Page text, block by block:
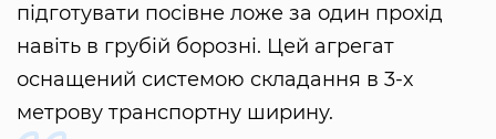
підготувати посівне ложе за один прохід
навіть в грубій борозні. Цей агрегат
оснащений системою складання в 3-х
метрову транспортну ширину.